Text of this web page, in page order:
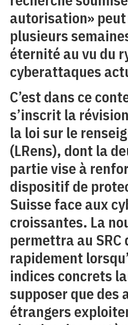
autorisation»
plusieurs
éternité au vu du
cyberattaques
C’est dans ce
s’inscrit la
la loi sur le
(LRens), dont la
partie vise à
dispositif de
Suisse face aux
croissantes. La
permettra au SRC
rapidement
indices concrets
supposer que des
étrangers